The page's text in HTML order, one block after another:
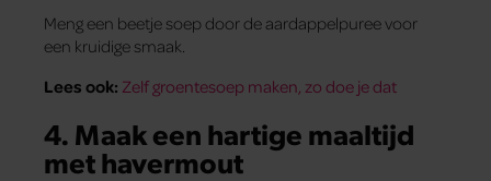
Meng een beetje soep door de aardappelpuree voor
een kruidige smaak.
Lees ook: Zelf groentesoep maken, zo doe je dat
4. Maak een hartige maaltijd
met havermout